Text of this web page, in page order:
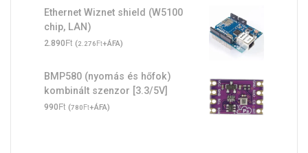
Ethernet Wiznet shield (W5100
chip, LAN)
2.890Ft (2.276Ft+ÁFA)
BMP580 (nyomás és hőfok)
kombinált szenzor [3.3/5V]
990Ft (780Ft+ÁFA)